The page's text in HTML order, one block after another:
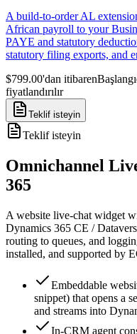
A build-to-order AL
African payroll to your
PAYE and statutory
statutory filing exports, and
$799.00'dan itibaren
fiyatlandırılır
Teklif isteyin
Teklif isteyin
Omnichannel
365
A website live-chat widget
Dynamics 365 CE /
routing to queues, and
installed, and supported by
Embeddable
snippet) that opens a
and streams into
In-CRM agent